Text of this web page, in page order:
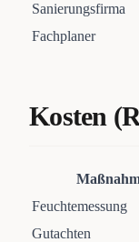
Sanierungsfirma
Fachplaner
Kosten
Feuchtemessung
Gutachten